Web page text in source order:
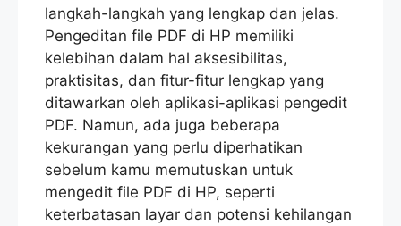
langkah-langkah yang lengkap dan jelas.
Pengeditan file PDF di HP memiliki
kelebihan dalam hal aksesibilitas,
praktisitas, dan fitur-fitur lengkap yang
ditawarkan oleh aplikasi-aplikasi pengedit
PDF. Namun, ada juga beberapa
kekurangan yang perlu diperhatikan
sebelum kamu memutuskan untuk
mengedit file PDF di HP, seperti
keterbatasan layar dan potensi kehilangan